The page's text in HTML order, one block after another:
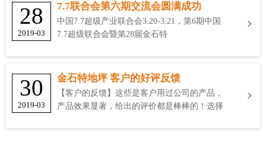
28
2019-03
7.7联合会第六期交流会圆满成功
中国7.7超级产业联合会3.20-3.21，第6期中国
7.7超级联合会暨第28届金石特
30
2019-03
金石特地坪 客户的好评反馈
【客户的反馈】这些是客户用过公司的产品，
产品效果显著，给出的评价都是棒棒的！选择